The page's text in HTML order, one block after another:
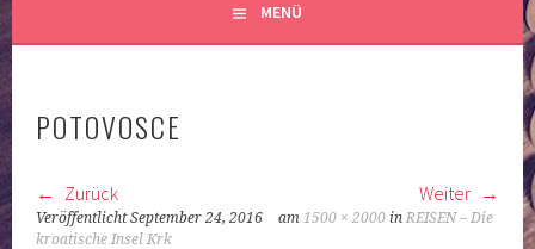
MENÜ
POTOVOSCE
Zurück Weiter
VeröffentlichtSeptember 24, 2016 am1500 × 2000 inREISEN – Die
kroatische Insel Krk